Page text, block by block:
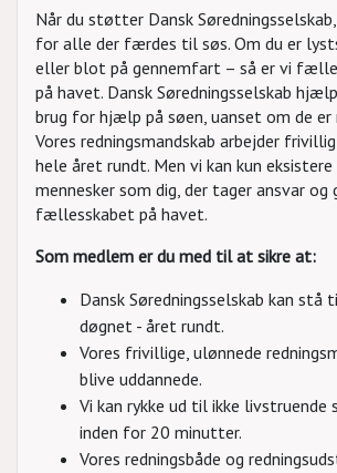
Når du støtter Dansk
for alle der færdes til søs. Om du er
eller blot på gennemfart – så er vi
på havet. Dansk Søredningsselskab
brug for hjælp på søen, uanset om de
Vores redningsmandskab arbejder
hele året rundt. Men vi kan kun
mennesker som dig, der tager ansvar
fællesskabet på havet.
Som medlem er du med til at sikre at:
Dansk Søredningsselskab kan stå
døgnet - året rundt.
Vores frivillige, ulønnede
blive uddannede.
Vi kan rykke ud til ikke
inden for 20 minutter.
Vores redningsbåde og